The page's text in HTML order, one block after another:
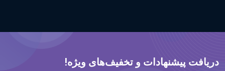
دریافت پیشنهادات و تخفیف‌های ویژه!